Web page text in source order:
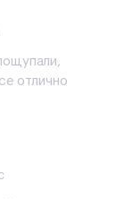
отлично